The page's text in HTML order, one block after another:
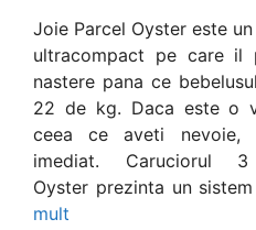
Joie Parcel Oyster este
ultracompact pe care
nastere pana ce
22 de kg. Daca este o
ceea ce aveti nevoie,
imediat.
Oyster prezinta un
mult